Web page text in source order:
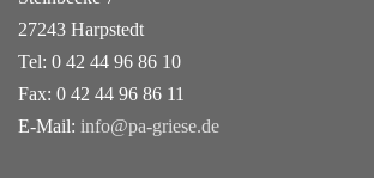
27243 Harpstedt
Tel: 0 42 44 96 86 10
Fax: 0 42 44 96 86 11
E-Mail: info@pa-griese.de